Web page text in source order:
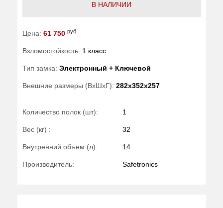
В НАЛИЧИИ
Цена: 61 750 руб
Взломостойкость: 1 класс
Тип замка: Электронный + Ключевой
Внешние размеры (ВхШхГ): 282x352x257
Количество полок (шт): 1
Вес (кг) : 32
Внутренний объем (л): 14
Производитель: Safetronics